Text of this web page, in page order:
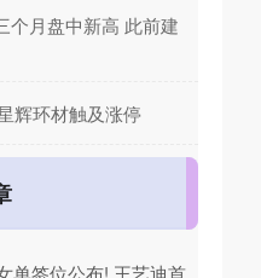
个月盘中新高 此前建
辉环材触及涨停
单签位公布! 王艺迪首